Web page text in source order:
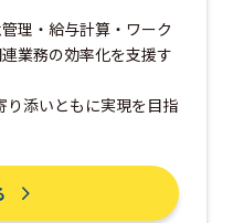
理・給与計算・ワーク
業務の効率化を支援す
り添いともに実現を目指